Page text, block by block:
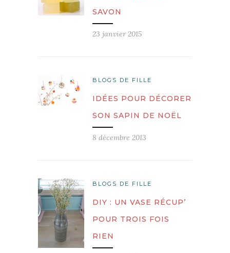
SAVON
23 janvier 2015
BLOGS DE FILLE
IDÉES POUR DÉCORER
SON SAPIN DE NOËL
8 décembre 2013
BLOGS DE FILLE
DIY : UN VASE RÉCUP’
POUR TROIS FOIS
RIEN